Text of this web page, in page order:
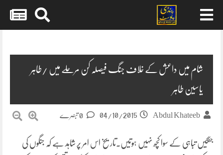
شام میں داعش کے خلاف جنگ فیصلہ کن مرحلے میں /طاہر
یاسین طاہر
Abdul Khateeb
04/10/2015
جنگیں تباہی کے سوا کچھ نہیں ہوتیں۔تاریخ اس امر پر شاہد ہے کہ جنگوں کی